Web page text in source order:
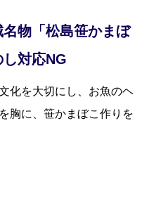
名物「松島笹かまぼ
対応NG
化を大切にし、お魚のヘ
胸に、笹かまぼこ作りを